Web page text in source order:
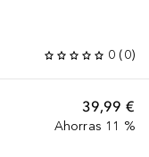
0 (0)
39,99 €
Ahorras 11 %